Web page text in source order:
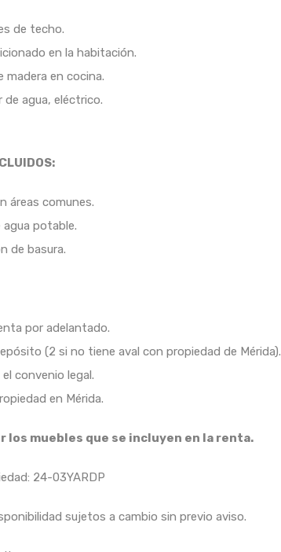
de techo.
en la habitación.
madera en cocina.
de agua, eléctrico.
áreas comunes.
agua potable.
de basura.
por adelantado.
(2 si no tiene aval con propiedad de Mérida).
el convenio legal.
en Mérida.
los muebles que se incluyen en la renta.
24-03YARDP
sujetos a cambio sin previo aviso.